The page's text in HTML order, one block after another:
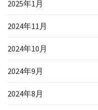
2025年1月
2024年11月
2024年10月
2024年9月
2024年8月